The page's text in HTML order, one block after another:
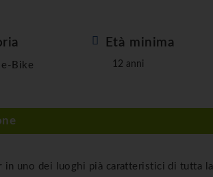
e-Bike
Età minima
12 anni
in uno dei luoghi pià caratteristici di tutta la